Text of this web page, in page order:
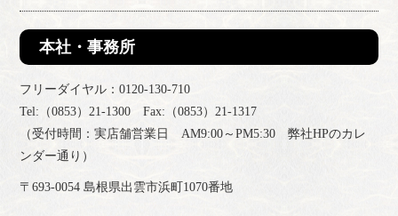
本社・事務所
フリーダイヤル：0120-130-710
Tel:（0853）21-1300 Fax:（0853）21-1317
（受付時間：実店舗営業日 AM9:00～PM5:30 弊社HPのカレ
ンダー通り）
〒693-0054 島根県出雲市浜町1070番地